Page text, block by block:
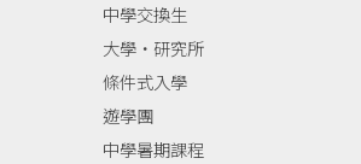
中學交換生
大學‧研究所
條件式入學
遊學團
中學暑期課程